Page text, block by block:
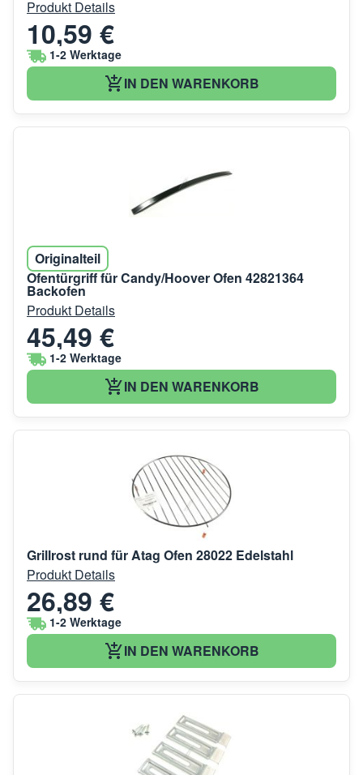
Produkt Details
10,59 €
1-2 Werktage
IN DEN WARENKORB
Originalteil
Ofentürgriff für Candy/Hoover Ofen 42821364
Backofen
Produkt Details
45,49 €
1-2 Werktage
IN DEN WARENKORB
Grillrost rund für Atag Ofen 28022 Edelstahl
Produkt Details
26,89 €
1-2 Werktage
IN DEN WARENKORB